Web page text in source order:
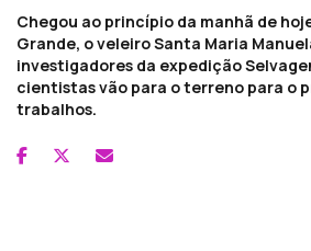
Chegou ao princípio da manhã de
Grande, o veleiro Santa Maria
investigadores da expedição
cientistas vão para o terreno para o
trabalhos.